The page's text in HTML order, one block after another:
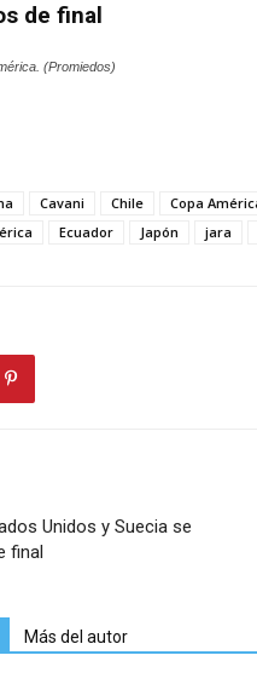
de final
(Promiedos)
Cavani Chile Copa
Ecuador Japón jara
Unidos y Suecia se
final
Más del autor